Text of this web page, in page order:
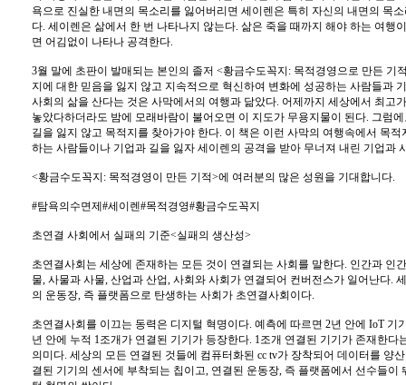
욕으로 진실한 내면의 목소리를 잃어버리면 세이렌은 특히 자신의 내면의 목
다. 세이렌은 삶에서 한 번 나타나지 않는다. 삶은 죽을 때까지 해야 하는 여행
면 어김없이 나타나 공격한다.
3월 말에 초판이 발매되는 본인의 졸저 <황금수도꼭지: 목적경영으로 만든 기
지에 대한 믿음을 잃지 않고 지속적으로 혁신하여 변화에 성공하는 사람들과
사회의 삶을 산다는 것은 사막에서의 여행과 닮았다. 어제까지 세상에서 최고
놓았다하더라도 밤에 모래바람이 불어오면 이 지도가 무용지물이 된다. 그럼
길을 잃지 않고 목적지를 찾아가야 한다. 이 책은 이런 사막의 여행속에서 목
하는 사람들이나 기업과 길을 잃자 세이렌의 공격을 받아 무너져 내린 기업과
<황금수도꼭지: 목적경영이 만든 기적>에 여러분의 많은 성원을 기대합니다.
#탐욕의수면제#세이렌#목적경영#황금수도꼭지
초연결 사회에서 실패의 기준<실패의 생산성>
초연결사회는 세상에 존재하는 모든 것이 연결되는 사회를 말한다. 인간과 인
물, 사물과 사물, 산업과 산업, 사회와 사회가 연결되어 컨버전스가 일어난다.
의 운동장, 즉 플랫폼으로 탄생하는 사회가 초연결사회이다.
초연결사회를 이끄는 동력은 디지털 혁명이다. 예측에 따르면 2년 안에 IoT 기
년 안에 누적 1조개가 연결된 기기가 등장한다. 1조개 연결된 기기가 존재한다
의미다. 세상의 모든 연결된 것들에 컴퓨터화된 cc tv가 장착되어 데이터를 양
결된 기기의 센서에 부착되는 칩이고, 연결된 운동장, 즉 플랫폼에서 선수들이